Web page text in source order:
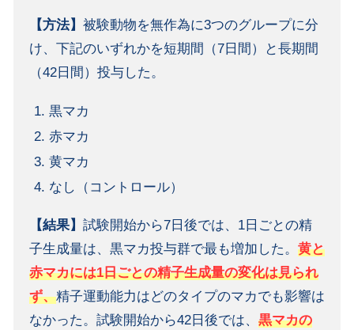
【方法】 被験動物を無作為に3つのグループに分
け、下記のいずれかを短期間（7日間）と長期間
（42日間）投与した。
黒マカ
赤マカ
黄マカ
なし（コントロール）
【結果】 試験開始から7日後では、1日ごとの精
子生成量は、黒マカ投与群で最も増加した。 黄と
赤マカには1日ごとの精子生成量の変化は見られ
ず、精子運動能力はどのタイプのマカでも影響は
なかった。試験開始から42日後では、 黒マカの